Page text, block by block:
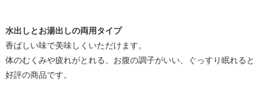
水出しとお湯出しの両用タイプ
香ばしい味で美味しくいただけます。
体のむくみや疲れがとれる、お腹の調子がいい、ぐっすり眠れると
好評の商品です。